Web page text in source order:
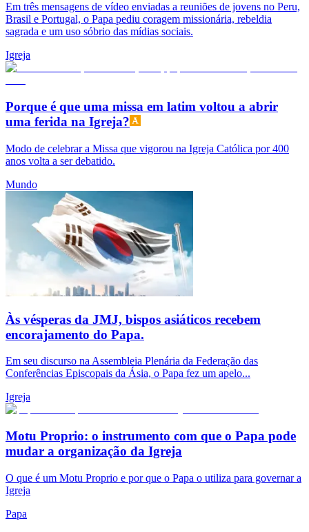
Em três mensagens de vídeo enviadas a reuniões de jovens no Peru,
Brasil e Portugal, o Papa pediu coragem missionária, rebeldia
sagrada e um uso sóbrio das mídias sociais.
Igreja
Porque é que uma missa em latim voltou a abrir
uma ferida na Igreja?
Modo de celebrar a Missa que vigorou na Igreja Católica por 400
anos volta a ser debatido.
Mundo
Às vésperas da JMJ, bispos asiáticos recebem
encorajamento do Papa.
Em seu discurso na Assembleia Plenária da Federação das
Conferências Episcopais da Ásia, o Papa fez um apelo...
Igreja
Motu Proprio: o instrumento com que o Papa pode
mudar a organização da Igreja
O que é um Motu Proprio e por que o Papa o utiliza para governar a
Igreja
Papa